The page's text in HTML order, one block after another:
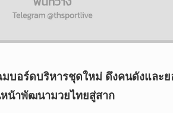
มบอร์ดบริหารชุดใหม่ ดึงคนดังและ
หน้าพัฒนามวยไทยสู่สาก